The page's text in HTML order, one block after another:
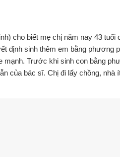
cho biết mẹ chị năm nay 43
định sinh thêm em bằng phương
mạnh. Trước khi sinh con bằng
của bác sĩ. Chị đi lấy chồng,